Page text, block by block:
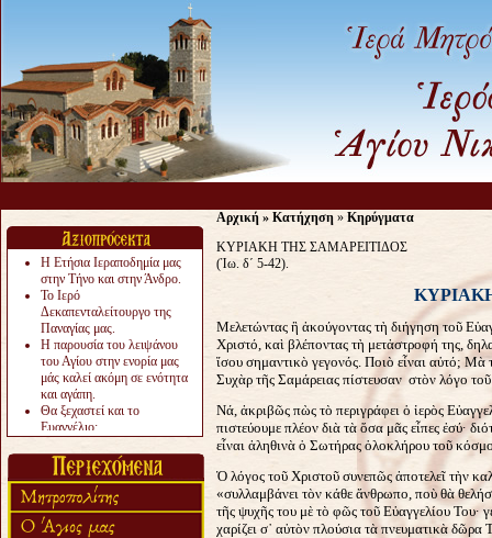
Η Ετήσια Ιεραποδημία μας
στην Τήνο και στην Άνδρο.
Το Ιερό
Δεκαπενταλείτουργο της
Παναγίας μας.
Η παρουσία του λειψάνου
του Αγίου στην ενορία μας
μάς καλεί ακόμη σε ενότητα
και αγάπη.
Θα ξεχαστεί και το
Ευαγγέλιο;
«πολύ αργά».
Ζητείται....
Αρχική » Κατήχηση » Κηρύγματα
ΚΥΡΙΑΚΗ ΤΗΣ ΣΑΜΑΡΕΙΤΙΔΟΣ
(Ἰω. δ΄ 5-42).
Μελετώντας ἢ ἀκούγοντας τὴ διήγηση τοῦ
Χριστό, καὶ βλέποντας τὴ μετἀστροφή της,
ἴσου σημαντικὸ γεγονός. Ποιὸ εἶναι αὐτό; Μὰ
Συχὰρ τῆς Σαμάρειας πίστευσαν στὸν λόγο
Νά, ἀκριβῶς πὼς τὸ περιγράφει ὁ ἱερὸς
πιστεύουμε πλέον διὰ τὰ ὅσα μᾶς εἶπες ἐσύ·
εἶναι ἀληθινὰ ὁ Σωτήρας ὁλοκλήρου τοῦ
Ὁ λόγος τοῦ Χριστοῦ συνεπῶς ἀποτελεῖ τὴν
«συλλαμβάνει τὸν κάθε ἄνθρωπο, ποὺ θὰ
τῆς ψυχῆς του μὲ τὸ φῶς τοῦ Εὐαγγελίου Του·
χαρίζει σ᾿ αὐτὸν πλούσια τὰ πνευματικὰ δῶρα